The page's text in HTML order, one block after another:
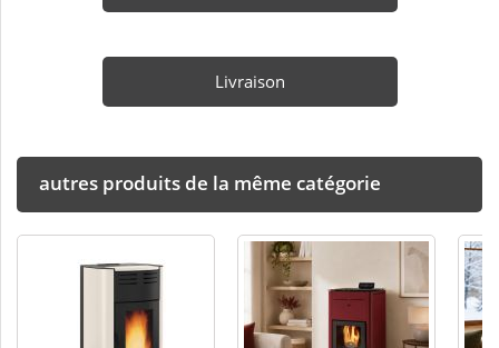
Livraison
autres produits de la même catégorie